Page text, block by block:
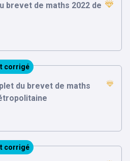
brevet de maths 2022 de
corrigé
du brevet de maths
corrigé